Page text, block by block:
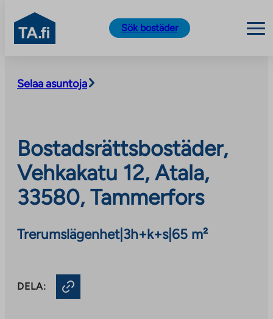
content
TA.fi
Sök bostäder
Selaa asuntoja
Bostadsrättsbostäder,
Vehkakatu 12, Atala,
33580, Tammerfors
Trerumslägenhet| 3h+k+s| 65 m²
DELA: